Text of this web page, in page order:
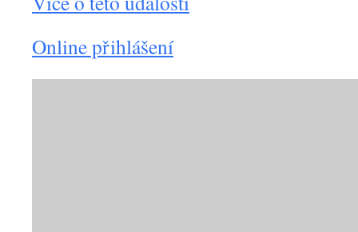
Online přihlášení